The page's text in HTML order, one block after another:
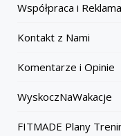
Współpraca i Reklama
Kontakt z Nami
Komentarze i Opinie
WyskoczNaWakacje
FITMADE Plany